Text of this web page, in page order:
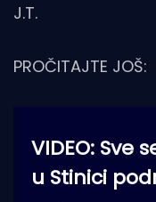
J.T.
PROČITAJTE JOŠ:
VIDEO:
u Stinici